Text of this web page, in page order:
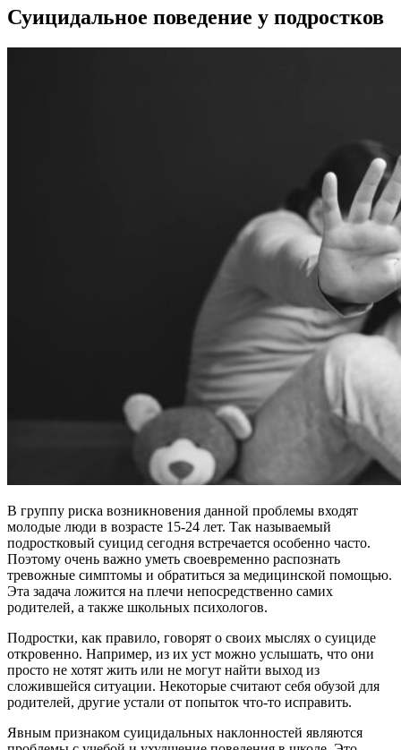
Суицидальное поведение у подростков
В группу риска возникновения данной проблемы входят
молодые люди в возрасте 15-24 лет. Так называемый
подростковый суицид сегодня встречается особенно часто.
Поэтому очень важно уметь своевременно распознать
тревожные симптомы и обратиться за медицинской помощью.
Эта задача ложится на плечи непосредственно самих
родителей, а также школьных психологов.
Подростки, как правило, говорят о своих мыслях о суициде
откровенно. Например, из их уст можно услышать, что они
просто не хотят жить или не могут найти выход из
сложившейся ситуации. Некоторые считают себя обузой для
родителей, другие устали от попыток что-то исправить.
Явным признаком суицидальных наклонностей являются